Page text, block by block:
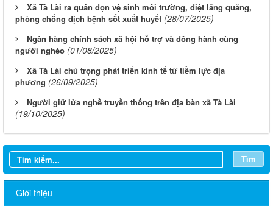
Xã Tà Lài ra quân dọn vệ sinh môi trường, diệt lăng quăng,
phòng chống dịch bệnh sốt xuất huyết (28/07/2025)
Ngân hàng chính sách xã hội hỗ trợ và đồng hành cùng
người nghèo (01/08/2025)
Xã Tà Lài chú trọng phát triển kinh tế từ tiềm lực địa
phương (26/09/2025)
Người giữ lửa nghề truyền thống trên địa bàn xã Tà Lài
(19/10/2025)
Tìm
Giới thiệu